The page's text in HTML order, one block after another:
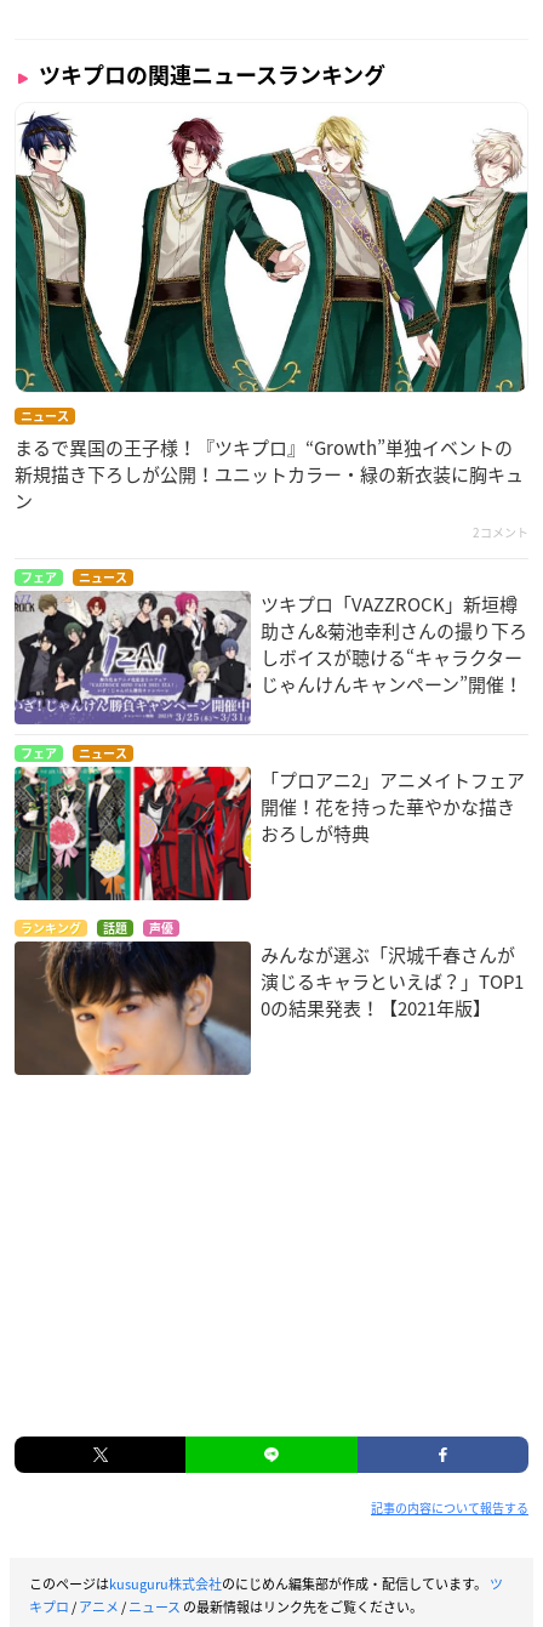
ツキプロの関連ニュースランキング
ニュース
まるで異国の王子様！『ツキプロ』“Growth”単独イベントの
新規描き下ろしが公開！ユニットカラー・緑の新衣装に胸キュ
ン
2コメント
フェア ニュース
ツキプロ「VAZZROCK」新垣樽
助さん&菊池幸利さんの撮り下ろ
しボイスが聴ける“キャラクター
じゃんけんキャンペーン”開催！
フェア ニュース
「プロアニ2」アニメイトフェア
開催！花を持った華やかな描き
おろしが特典
ランキング 話題 声優
みんなが選ぶ「沢城千春さんが
演じるキャラといえば？」TOP1
0の結果発表！【2021年版】
記事の内容について報告する
このページはkusuguru株式会社のにじめん編集部が作成・配信しています。 ツ
キプロ/アニメ/ニュース の最新情報はリンク先をご覧ください。